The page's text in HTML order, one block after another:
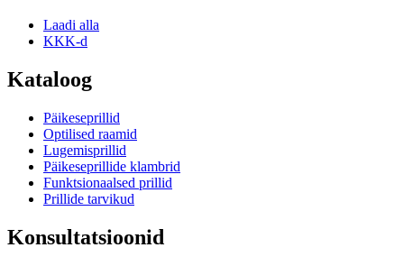
Laadi alla
KKK-d
Kataloog
Päikeseprillid
Optilised raamid
Lugemisprillid
Päikeseprillide klambrid
Funktsionaalsed prillid
Prillide tarvikud
Konsultatsioonid